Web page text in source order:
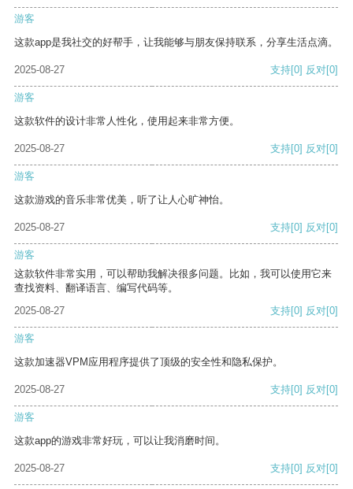
游客
这款app是我社交的好帮手，让我能够与朋友保持联系，分享生活点滴。
2025-08-27 支持[0] 反对[0]
游客
这款软件的设计非常人性化，使用起来非常方便。
2025-08-27 支持[0] 反对[0]
游客
这款游戏的音乐非常优美，听了让人心旷神怡。
2025-08-27 支持[0] 反对[0]
游客
这款软件非常实用，可以帮助我解决很多问题。比如，我可以使用它来
查找资料、翻译语言、编写代码等。
2025-08-27
支持[0] 反对[0]
游客
这款加速器VPM应用程序提供了顶级的安全性和隐私保护。
2025-08-27 支持[0] 反对[0]
游客
这款app的游戏非常好玩，可以让我消磨时间。
2025-08-27 支持[0] 反对[0]